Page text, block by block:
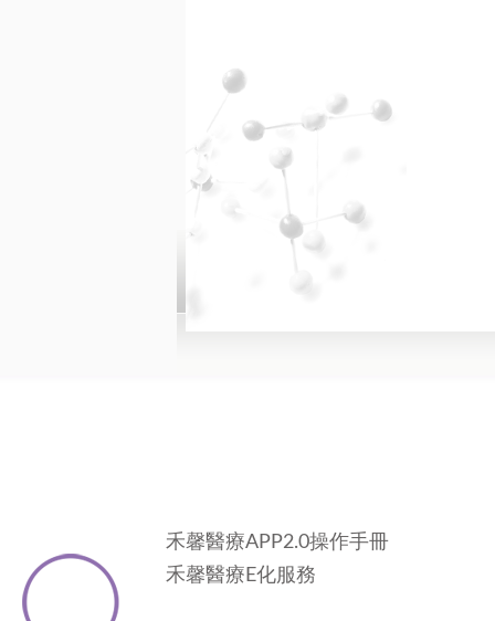
禾馨醫療APP2.0操作手冊
禾馨醫療E化服務